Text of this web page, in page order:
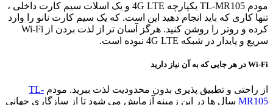
مودم TL-MR105 یکپارچه 4G LTE و یک اسلات سیم کارت داخلی ،
تنها کاری که باید انجام دهید این است. که یک سیم کارت نانو را وارد
کرده و روتر را روشن کنید. هرگز آسان تر از لذت بردن از Wi-Fi
سریع و پایدار در شبکه 4G LTE نبوده است.
Wi-Fi در هر جایی که به آن نیاز دارید
از راحتی و تطبیق پذیری بدون محدودیت لذت ببرید. مودم TL-
MR105 سال‌ ها در این زمینه آزمایش می شود تا از سازگاری جهانی